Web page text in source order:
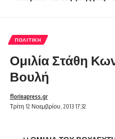
ΠΟΛΙΤΙΚΉ
Ομιλία Στάθη
Βουλή
Τρίτη 12 Νοεμβρίου, 2013 17:32
florinapress.gr